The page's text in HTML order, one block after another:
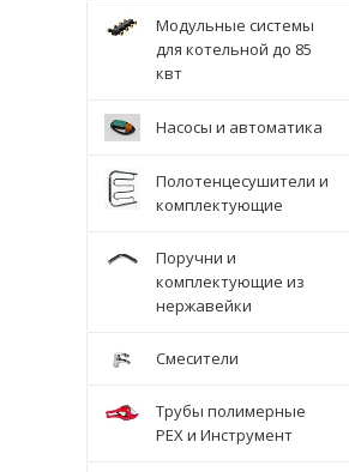
Модульные системы
для котельной до 85
квт
Насосы и автоматика
Полотенцесушители и
комплектующие
Поручни и
комплектующие из
нержавейки
Смесители
Трубы полимерные
PEX и Инструмент